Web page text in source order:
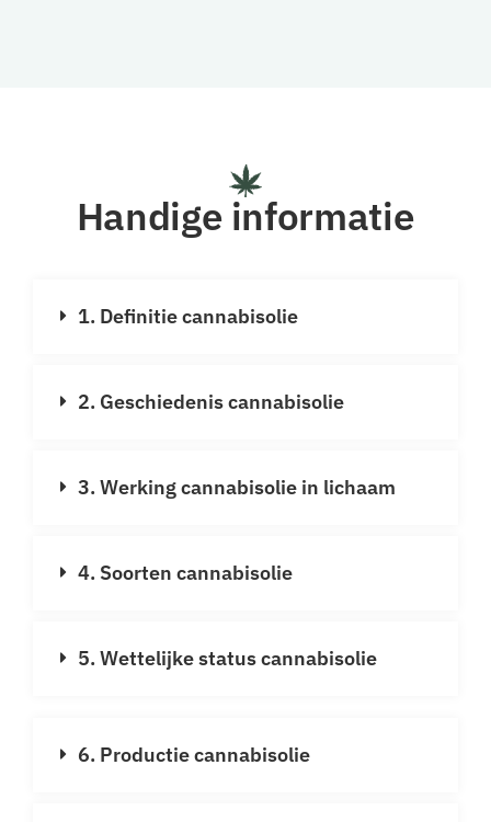
Handige informatie
1. Definitie cannabisolie
2. Geschiedenis cannabisolie
3. Werking cannabisolie in lichaam
4. Soorten cannabisolie
5. Wettelijke status cannabisolie
6. Productie cannabisolie